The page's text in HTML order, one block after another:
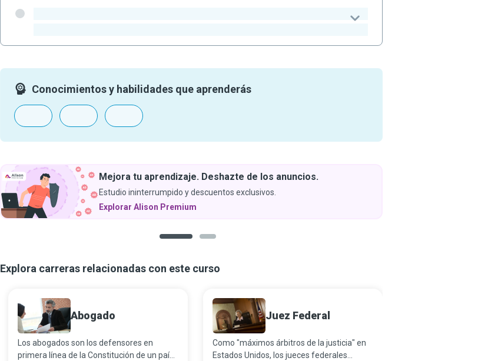
Conocimientos y habilidades que aprenderás
Mejora tu aprendizaje. Deshazte de los anuncios.
Estudio ininterrumpido y descuentos exclusivos.
Explorar Alison Premium
Explora carreras relacionadas con este curso
Abogado
Los abogados son los defensores en
primera línea de la Constitución de un país,
Juez Federal
Como "máximos árbitros de la justicia" en
Estados Unidos, los jueces federales